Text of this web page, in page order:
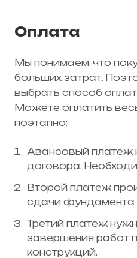
Оплата
Мы понимаем, что
больших затрат.
выбрать способ
Можете оплатить
поэтапно:
Авансовый платеж
договора.
Второй платеж
сдачи фундамента
Третий платеж
завершения работ
конструкций.